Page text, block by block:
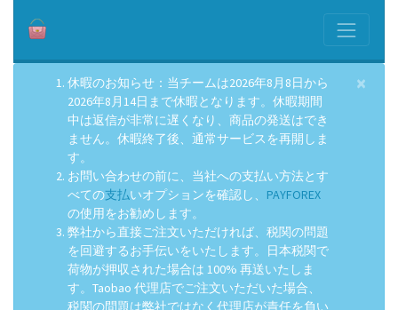
休暇のお知らせ：当チームは2026年8月8日から
2026年8月14日まで休暇となります。休暇期間
中は返信が非常に遅くなり、商品の発送はでき
ません。休暇終了後、通常サービスを再開しま
す。
お問い合わせの前に、当社への支払い方法とす
べての支払いオプションを確認し、 PAYFOREX
の使用をお勧めします。
弊社から直接ご注文いただければ、税関の問題
を回避するお手伝いをいたします。日本税関で
荷物が押収された場合は 100% 再送いたしま
す。Taobao 代理店でご注文いただいた場合、
税関の問題は弊社ではなく代理店が責任を負い
×